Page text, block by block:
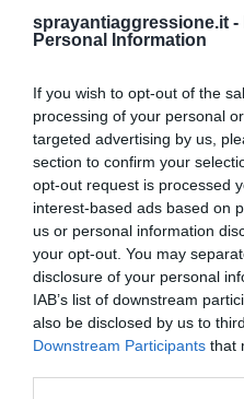
sprayantiaggressione.it -
Personal Information
If you wish to opt-out of the
processing of your personal
targeted advertising by us,
section to confirm your
opt-out request is processed
interest-based ads based on
us or personal information
your opt-out. You may
disclosure of your personal
IAB’s list of downstream
also be disclosed by us to
Downstream Participants that
I tag
Iscriviti